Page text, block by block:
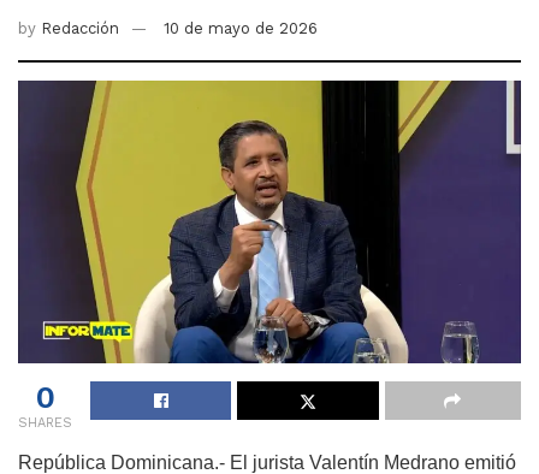
by Redacción 10 de mayo de 2026
0
SHARES
República Dominicana.- El jurista Valentín Medrano emitió